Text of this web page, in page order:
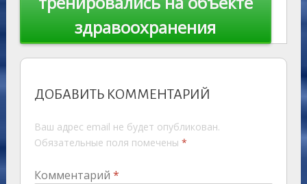
здравоохранения
ДОБАВИТЬ КОММЕНТАРИЙ
Ваш адрес email не будет опубликован.
Обязательные поля помечены *
Комментарий *